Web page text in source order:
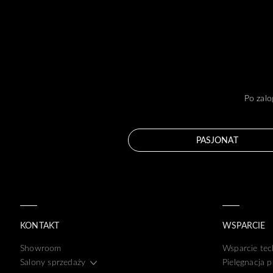
Po
PASJONAT
KONTAKT
Showroom
Salony sprzedaży
WSPARCIE
Wsparcie
Pielęgnacja